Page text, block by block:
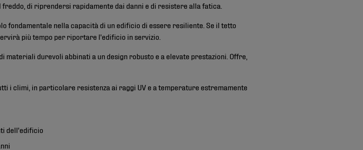
di riprendersi rapidamente dai danni e di resistere alla fatica.
fondamentale nella capacità di un edificio di essere resiliente. Se il tetto
più tempo per riportare l'edificio in servizio.
materiali durevoli abbinati a un design robusto e a elevate prestazioni. Offre,
i climi, in particolare resistenza ai raggi UV e a temperature estremamente
dell'edificio